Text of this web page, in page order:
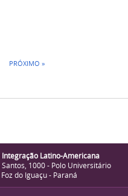
PRÓXIMO »
Latino-Americana
1000 - Polo Universitário
do Iguaçu - Paraná